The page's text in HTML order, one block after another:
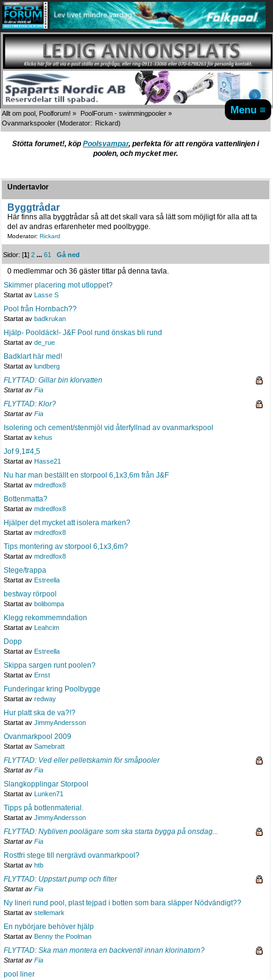
Menu ≡
Allt om pool, Poolforum! » PoolForum - swimmingpooler »
Ovanmarkspooler (Moderator: Rickard)
Stötta forumet!, köp Poolsvampar, perfekta för att rengöra vattenlinjen i
poolen, och mycket mer.
Undertavlor
Byggtrådar
Här finns alla byggtrådar så att det skall vara så lätt som möjligt för alla att ta
del av andras erfarenheter med poolbygge.
Moderator: Rickard
Sidor: [1]2 ...61 Gå ned
0 medlemmar och 36 gäster tittar på denna tavla.
Skimmer placering mot utloppet?
Startat av Lasse S
Pool från Hornbach??
Startat av badkrukan
Hjälp- Pooldäck!- J&F Pool rund önskas bli rund
Startat av de_rue
Badklart här med!
Startat av lundberg
FLYTTAD: Gillar bin klorvatten
Startat av Fia
FLYTTAD: Klor?
Startat av Fia
Isolering och cement/stenmjöl vid återfyllnad av ovanmarkspool
Startat av kehus
Jof 9,1#4,5
Startat av Hasse21
Nu har man beställt en storpool 6,1x3,6m från J&F
Startat av mdredfox8
Bottenmatta?
Startat av mdredfox8
Hjälper det mycket att isolera marken?
Startat av mdredfox8
Tips montering av storpool 6,1x3,6m?
Startat av mdredfox8
Stege/trappa
Startat av Estreella
bestway rörpool
Startat av bolibompa
Klegg rekommemndation
Startat av Leahcim
Dopp
Startat av Estreella
Skippa sargen runt poolen?
Startat av Ernst
Funderingar kring Poolbygge
Startat av redway
Hur platt ska de va?!?
Startat av JimmyAndersson
Ovanmarkpool 2009
Startat av Samebratt
FLYTTAD: Ved eller pelletskamin för småpooler
Startat av Fia
Slangkopplingar Storpool
Startat av Lunken71
Tipps på bottenmaterial.
Startat av JimmyAndersson
FLYTTAD: Nybliven poolägare som ska starta bygga på onsdag...
Startat av Fia
Rostfri stege till nergrävd ovanmarkpool?
Startat av htb
FLYTTAD: Uppstart pump och filter
Startat av Fia
Ny lineri rund pool, plast tejpad i botten som bara släpper Nödvändigt??
Startat av stellemark
En nybörjare behöver hjälp
Startat av Benny the Poolman
FLYTTAD: Ska man montera en backventil innan klorinatorn?
Startat av Fia
pool liner